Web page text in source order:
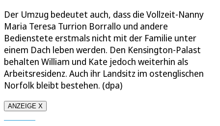
Der Umzug bedeutet auch, dass die Vollzeit-Nanny
Maria Teresa Turrion Borrallo und andere
Bedienstete erstmals nicht mit der Familie unter
einem Dach leben werden. Den Kensington-Palast
behalten William und Kate jedoch weiterhin als
Arbeitsresidenz. Auch ihr Landsitz im ostenglischen
Norfolk bleibt bestehen. (dpa)
ANZEIGE X